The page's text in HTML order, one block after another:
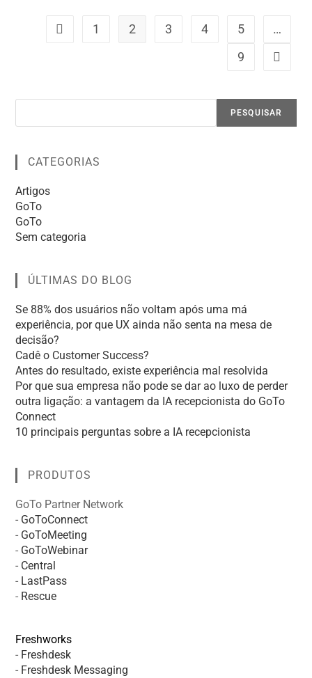
1 2 3 4 5
…
9
PESQUISAR
CATEGORIAS
Artigos
GoTo
GoTo
Sem categoria
ÚLTIMAS DO BLOG
Se 88% dos usuários não voltam após uma má
experiência, por que UX ainda não senta na mesa de
decisão?
Cadê o Customer Success?
Antes do resultado, existe experiência mal resolvida
Por que sua empresa não pode se dar ao luxo de perder
outra ligação: a vantagem da IA recepcionista do GoTo
Connect
10 principais perguntas sobre a IA recepcionista
PRODUTOS
GoTo Partner Network
- GoToConnect
- GoToMeeting
- GoToWebinar
- Central
- LastPass
- Rescue
Freshworks
- Freshdesk
- Freshdesk Messaging